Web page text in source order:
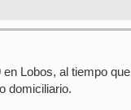
Lobos, al tiempo que
domiciliario.